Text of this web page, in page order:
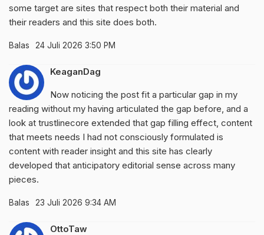
some target are sites that respect both their material and
their readers and this site does both.
Balas 24 Juli 2026 3:50 PM
KeaganDag
Now noticing the post fit a particular gap in my
reading without my having articulated the gap before, and a
look at trustlinecore extended that gap filling effect, content
that meets needs I had not consciously formulated is
content with reader insight and this site has clearly
developed that anticipatory editorial sense across many
pieces.
Balas 23 Juli 2026 9:34 AM
OttoTaw